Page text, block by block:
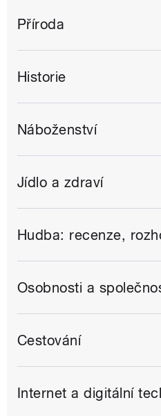
Příroda
Historie
Náboženství
Jídlo a zdraví
Hudba: recenze,
Osobnosti a
Cestování
Internet a digitální